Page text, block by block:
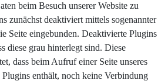
beim Besuch unserer Website zu
zunächst deaktiviert mittels sogenannter
Seite eingebunden. Deaktivierte Plugins
diese grau hinterlegt sind. Diese
dass beim Aufruf einer Seite unseres
enthält, noch keine Verbindung